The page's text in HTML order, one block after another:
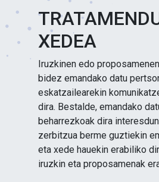
XEDEA
Iruzkinen edo
bidez emandako datu
eskatzailearekin
dira. Bestalde, emandako
beharrezkoak dira
zerbitzua berme guztiekin
eta xede hauekin erabiliko
iruzkin eta proposamenak